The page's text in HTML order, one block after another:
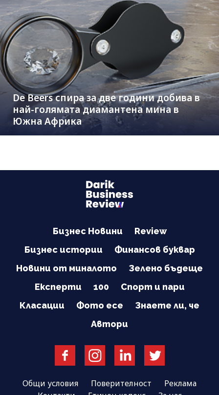
De Beers спира за две години добива в
най-голямата диамантена мина в
Южна Африка
Бизнес Новини
Review
Бизнес истории
Финансов буквар
Новини от миналото
Зелено бъдеще
Експерти
100
Спорт и пари
Класации
Фото есе
Знаете ли, че
Автори
Общи условия Поверителност
Реклама